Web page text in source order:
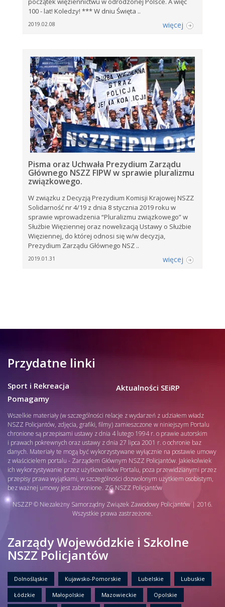
100 - lat! Koledzy! *** W dniu Święta ..
2019.02.08 więcej
Pisma oraz Uchwała Prezydium Zarządu
Głównego NSZZ FIPW w sprawie pluralizmu
związkowego.
W związku z Decyzją Prezydium Komisji Krajowej NSZZ
Solidarność nr 4/19 z dnia 8 stycznia 2019 roku w
sprawie wprowadzenia “Pluralizmu związkowego” w
Służbie Więziennej oraz nowelizacją Ustawy o Służbie
Więziennej, do której odnosi się w/w decyzja,
Prezydium Zarządu Głównego NSZ ..
2019.01.31 więcej
Przydatne linki
Sport i Rekreacja
Pomagamy
Aktualności SEiRP
Wszelkie materiały (w szczególności relacje z wydarzeń z udziałem władz
NSZZ Policjantów, zdjęcia, grafiki, filmy) zamieszczone w niniejszym Portalu
chronione są przepisami ustawy z dnia 4 lutego 1994 r. o prawie autorskim
i prawach pokrewnych oraz ustawy z dnia 27 lipca 2001 r. o ochronie baz
danych. Materiały te mogą być wykorzystywane wyłącznie na postawie umowy
z właścicielem portalu - Zarządem Głównym NSZZ Policjantów. Jakiekolwiek
ich wykorzystywanie przez użytkowników Portalu, poza przewidzianymi przez
przepisy prawa wyjątkami, w szczególności dozwolonym użytkiem osobistym,
bez ważnej umowy jest zabronione. ZG NSZZ Policjantów
NSZZP © Niezależny Samorządny Związek Zawodowy Policjantów | 2016.
Wszystkie prawa zastrzeżone.
Zarządy Wojewódzkie i Szkolne
NSZZ Policjantów
Dolnośląskie Kujawsko-Pomorskie Lubelskie Lubuskie
Łódzkie Małopolskie Mazowieckie Opolskie